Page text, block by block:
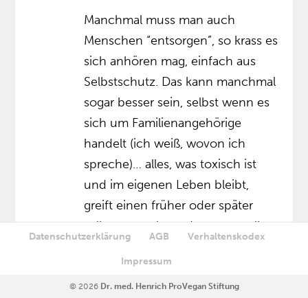
Manchmal muss man auch
Menschen “entsorgen”, so krass es
sich anhören mag, einfach aus
Selbstschutz. Das kann manchmal
sogar besser sein, selbst wenn es
sich um Familienangehörige
handelt (ich weiß, wovon ich
spreche)… alles, was toxisch ist
und im eigenen Leben bleibt,
greift einen früher oder später
selbst so stark an, dass man selbst
auch dran verreckt… (meistens ist
es ja so eine Art “Verrecken”, wenn
man zu tief drin hängt…)
Datenschutzerklärung AGB Verhaltenskodex
Impressum
© 2026 Dr. med. Henrich ProVegan Stiftung